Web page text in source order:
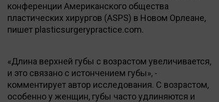
конференции Американского общества
пластических хирургов (ASPS) в Новом Орлеане,
пишет plasticsurgerypractice.com.
«Длина верхней губы с возрастом увеличивается,
и это связано с истончением губы», -
комментирует автор исследования. С возрастом,
особенно у женщин, губы часто удлиняются и